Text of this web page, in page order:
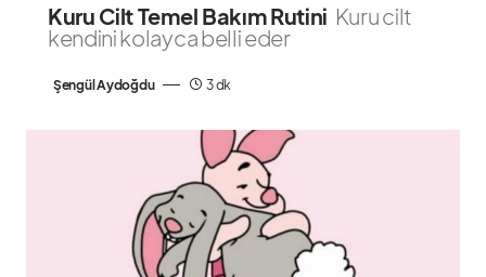
Kuru Cilt Temel Bakım Rutini Kuru cilt
kendini kolayca belli eder
Şengül Aydoğdu 3 dk